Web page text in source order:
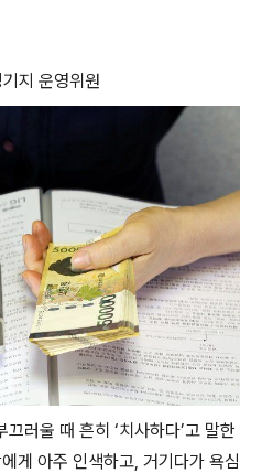
지 운영위원
러울 때 흔히 ‘치사하다’고 말한
게 아주 인색하고, 거기다가 욕심